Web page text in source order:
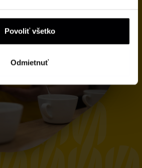
Povoliť všetko
Odmietnuť